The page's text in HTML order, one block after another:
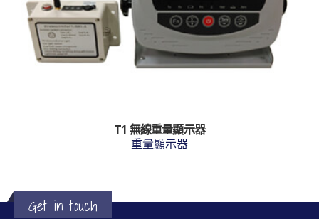
T1 無線重量顯示器
重量顯示器
Get in touch